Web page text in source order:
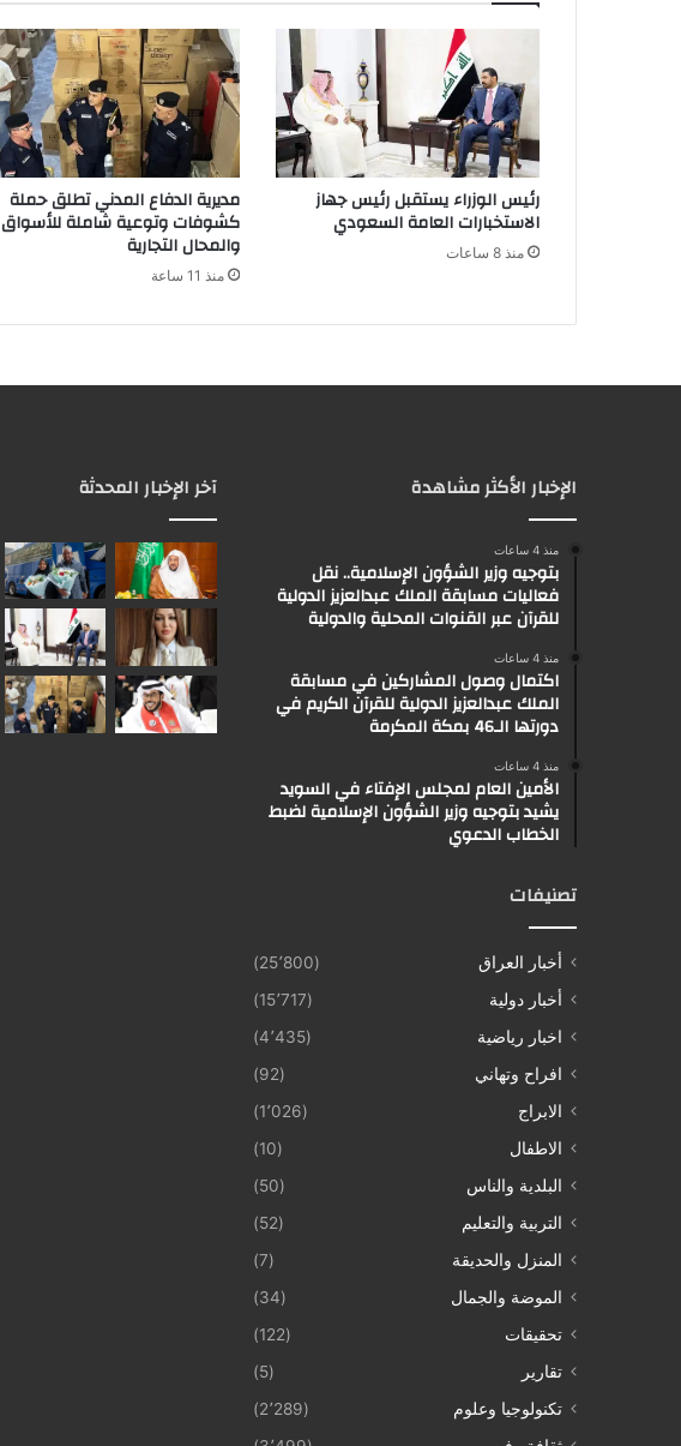
رئيس الوزراء يستقبل رئيس جهاز
الاستخبارات العامة السعودي
منذ 8 ساعات
مديرية الدفاع المدني تطلق حملة
كشوفات وتوعية شاملة للأسواق
والمحال التجارية
منذ 11 ساعة
الإخبار الأكثر مشاهدة
منذ 4 ساعات
بتوجيه وزير الشؤون الإسلامية.. نقل
فعاليات مسابقة الملك عبدالعزيز الدولية
للقرآن عبر القنوات المحلية والدولية
منذ 4 ساعات
اكتمال وصول المشاركين في مسابقة
الملك عبدالعزيز الدولية للقرآن الكريم في
دورتها الـ46 بمكة المكرمة
منذ 4 ساعات
الأمين العام لمجلس الإفتاء في السويد
يشيد بتوجيه وزير الشؤون الإسلامية لضبط
الخطاب الدعوي
تصنيفات
أخبار العراق
(25٬800)
أخبار دولية
(15٬717)
اخبار رياضية
(4٬435)
افراح وتهاني
(92)
الابراج
(1٬026)
الاطفال
(10)
البلدية والناس
(50)
التربية والتعليم
(52)
المنزل والحديقة
(7)
الموضة والجمال
(34)
تحقيقات
(122)
تقارير
(5)
تكنولوجيا وعلوم
(2٬289)
آخر الإخبار المحدثة